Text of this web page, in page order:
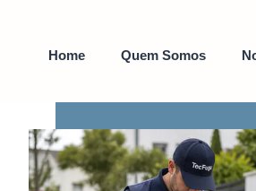
Home Quem Somos